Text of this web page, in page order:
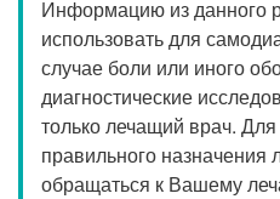
Прием офтальмолога
Прием уролога
Прием хирурга
Прием кардиолога
Информацию из данного
использовать для
случае боли или иного
диагностические
только лечащий врач.
правильного назначения
обращаться к Вашему